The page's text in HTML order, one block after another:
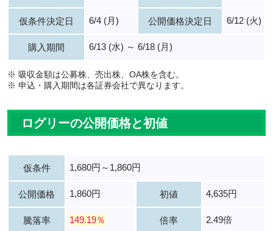
仮条件決定日 6/4 (月) 公開価格決定日 6/12 (火)
購入期間 6/13 (水) ～ 6/18 (月)
※ 吸収金額は公募株、売出株、OA株を含む。
※ 申込・購入期間は各証券会社で異なります。
ログリーの公開価格と初値
仮条件 1,680円～1,860円
公開価格 1,860円 初値 4,635円
騰落率 149.19％ 倍率 2.49倍